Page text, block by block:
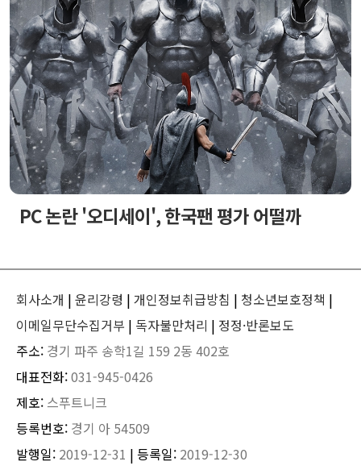
PC 논란 '오디세이', 한국팬 평가 어떨까
회사소개 | 윤리강령 | 개인정보취급방침 | 청소년보호정책 |
이메일무단수집거부 | 독자불만처리 | 정정·반론보도
주소: 경기 파주 송학1길 159 2동 402호
대표전화:031-945-0426
제호: 스푸트니크
등록번호: 경기 아 54509
발행일: 2019-12-31 | 등록일: 2019-12-30